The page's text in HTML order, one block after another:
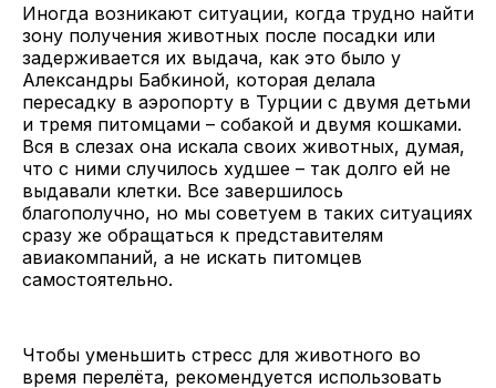
Иногда возникают ситуации, когда трудно найти
зону получения животных после посадки или
задерживается их выдача, как это было у
Александры Бабкиной, которая делала
пересадку в аэропорту в Турции с двумя детьми
и тремя питомцами – собакой и двумя кошками.
Вся в слезах она искала своих животных, думая,
что с ними случилось худшее – так долго ей не
выдавали клетки. Все завершилось
благополучно, но мы советуем в таких ситуациях
сразу же обращаться к представителям
авиакомпаний, а не искать питомцев
самостоятельно.
Чтобы уменьшить стресс для животного во
время перелёта, рекомендуется использовать